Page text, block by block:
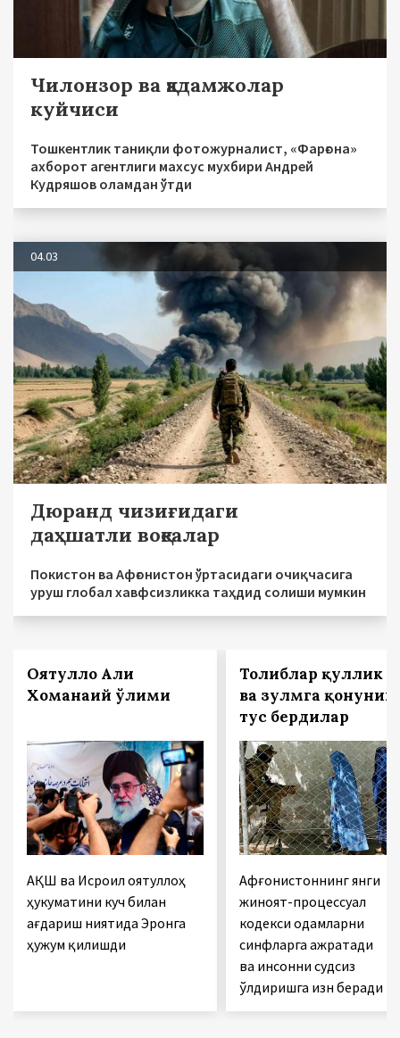
Чилонзор ва қадамжолар
куйчиси
Тошкентлик таниқли фотожурналист, «Фарғона»
ахборот агентлиги махсус мухбири Андрей
Кудряшов оламдан ўтди
04.03
Дюранд чизиғидаги
даҳшатли воқеалар
Покистон ва Афғонистон ўртасидаги очиқчасига
уруш глобал хавфсизликка таҳдид солиши мумкин
Оятуллоҳ Али
Хоманаий ўлими
АҚШ ва Исроил оятуллоҳ
ҳукуматини куч билан
ағдариш ниятида Эронга
ҳужум қилишди
Толиблар қуллик
ва зулмга қонуний
тус бердилар
Афғонистоннинг янги
жиноят-процессуал
кодекси одамларни
синфларга ажратади
ва инсонни судсиз
ўлдиришга изн беради